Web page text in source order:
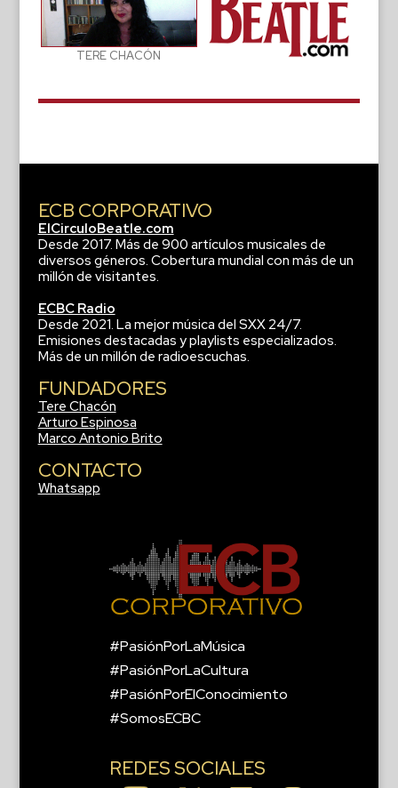
TERE CHACÓN
ECB CORPORATIVO
ElCirculoBeatle.com
Desde 2017. Más de 900 artículos musicales de
diversos géneros. Cobertura mundial con más de un
millón de visitantes.
ECBC Radio
Desde 2021. La mejor música del SXX 24/7.
Emisiones destacadas y playlists especializados.
Más de un millón de radioescuchas.
FUNDADORES
Tere Chacón
Arturo Espinosa
Marco Antonio Brito
CONTACTO
Whatsapp
#PasiónPorLaMúsica
#PasiónPorLaCultura
#PasiónPorElConocimiento
#SomosECBC
REDES SOCIALES